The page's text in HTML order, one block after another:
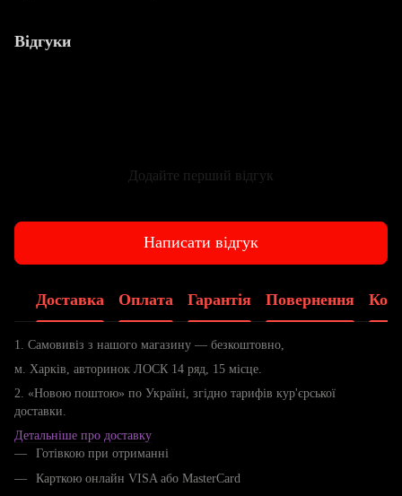
Відгуки
Додайте перший відгук
Написати відгук
Доставка Оплата Гарантія Повернення
1. Самовивіз з нашого магазину — безкоштовно,
м. Харків, авторинок ЛОСК 14 ряд, 15 місце.
2. «Новою поштою» по Україні, згідно тарифів кур'єрської
доставки.
Детальніше про доставку
Готівкою при отриманні
Карткою онлайн VISA або MasterCard